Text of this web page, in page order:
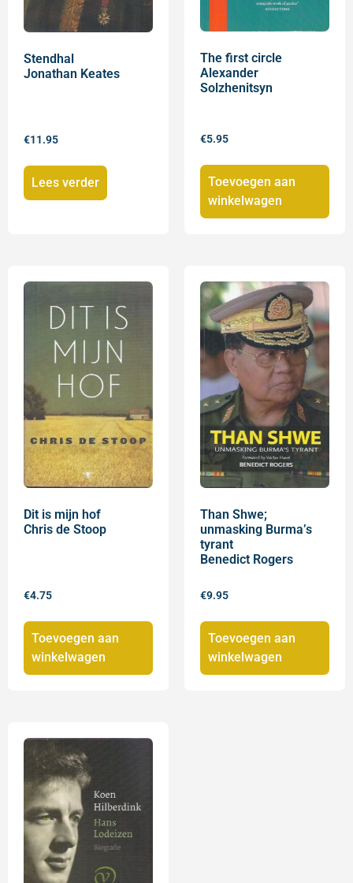
Stendhal
Jonathan Keates
€11.95
Lees verder
The first circle
Alexander
Solzhenitsyn
€5.95
Toevoegen aan
winkelwagen
Dit is mijn hof
Chris de Stoop
€4.75
Toevoegen aan
winkelwagen
Than Shwe;
unmasking Burma’s
tyrant
Benedict Rogers
€9.95
Toevoegen aan
winkelwagen